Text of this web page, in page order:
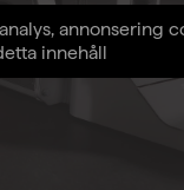
annonsering
innehåll